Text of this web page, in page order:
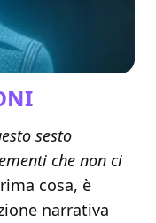
sesto
che non ci
cosa, è
narrativa